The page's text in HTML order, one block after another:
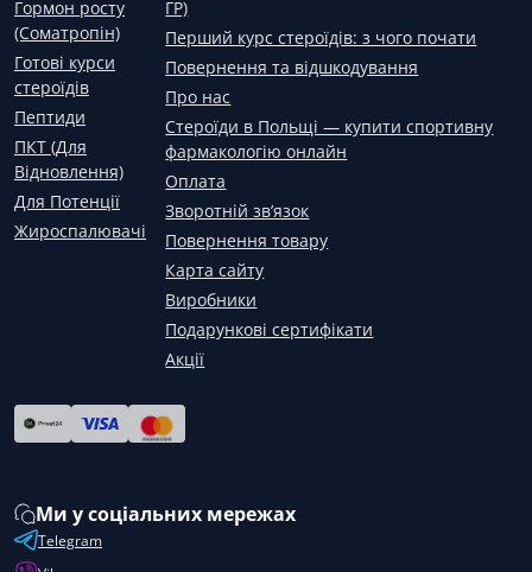
Гормон росту
(Соматропін)
Готові курси
стероїдів
Пептиди
ПКТ (Для
Відновлення)
Для Потенції
Жироспалювачі
ГР)
Перший курс стероїдів: з чого почати
Повернення та відшкодування
Про нас
Стероїди в Польщі — купити спортивну
фармакологію онлайн
Оплата
Зворотній зв’язок
Повернення товару
Карта сайту
Виробники
Подарункові сертифікати
Акції
Ми у соціальних мережах
Telegram